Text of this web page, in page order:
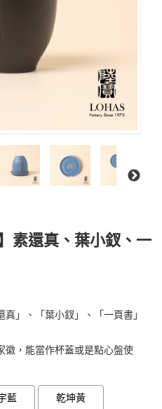
素還真、葉小釵、一
」、「葉小釵」、「一頁書」
徽，能當作杯蓋或是點心盤使
藍 乾坤黃